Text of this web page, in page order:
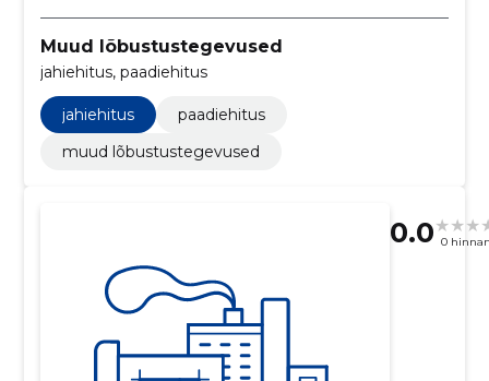
Muud lõbustustegevused
jahiehitus, paadiehitus
jahiehitus
paadiehitus
muud lõbustustegevused
0.0 0